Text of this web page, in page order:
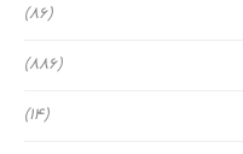
(86)
(886)
(14)